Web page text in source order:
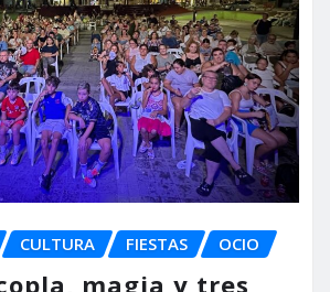
CULTURA FIESTAS OCIO
magia y tres